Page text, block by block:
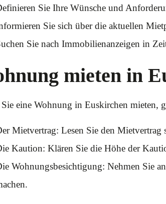
Sie Ihre Wünsche und
Sie sich über die aktuellen
Sie nach Immobilienanzeigen in
mieten in
eine Wohnung in Euskirchen mieten,
Mietvertrag: Lesen Sie den
Kaution: Klären Sie die Höhe der
Wohnungsbesichtigung: Nehmen Sie